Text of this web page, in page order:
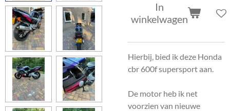
In
winkelwagen
Hierbij, bied ik deze Honda
cbr 600f supersport aan.
De motor heb ik net
voorzien van nieuwe